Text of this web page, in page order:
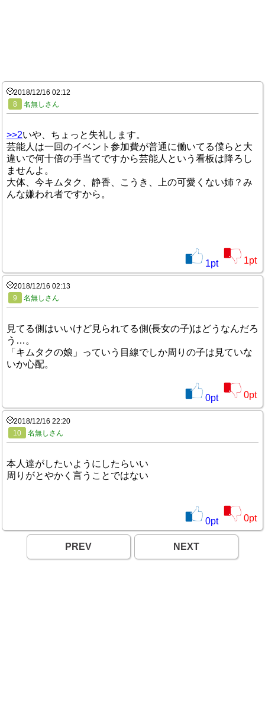
2018/12/16 02:12
8
名無しさん
>>2いや、ちょっと失礼します。
芸能人は一回のイベント参加費が普通に働いてる僕らと大
違いで何十倍の手当てですから芸能人という看板は降ろし
ませんよ。
大体、今キムタク、静香、こうき、上の可愛くない姉？み
んな嫌われ者ですから。
1pt 1pt
2018/12/16 02:13
9
名無しさん
見てる側はいいけど見られてる側(長女の子)はどうなんだろ
う…。
「キムタクの娘」っていう目線でしか周りの子は見ていな
いか心配。
0pt 0pt
2018/12/16 22:20
10
名無しさん
本人達がしたいようにしたらいい
周りがとやかく言うことではない
0pt 0pt
PREV NEXT